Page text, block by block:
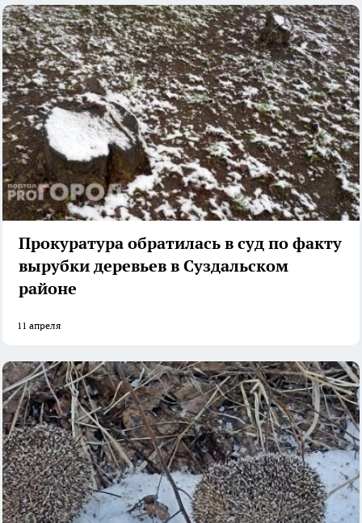
Прокуратура обратилась в суд по факту
вырубки деревьев в Суздальском
районе
11 апреля